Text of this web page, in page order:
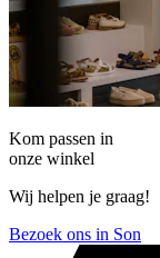
Kom passen in
onze winkel
Wij helpen je graag!
Bezoek ons in Son